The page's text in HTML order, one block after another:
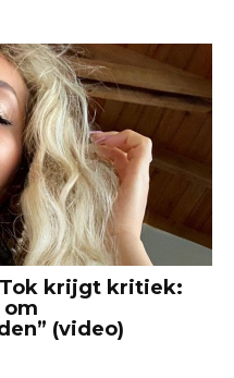
krijgt kritiek:
om
(video)